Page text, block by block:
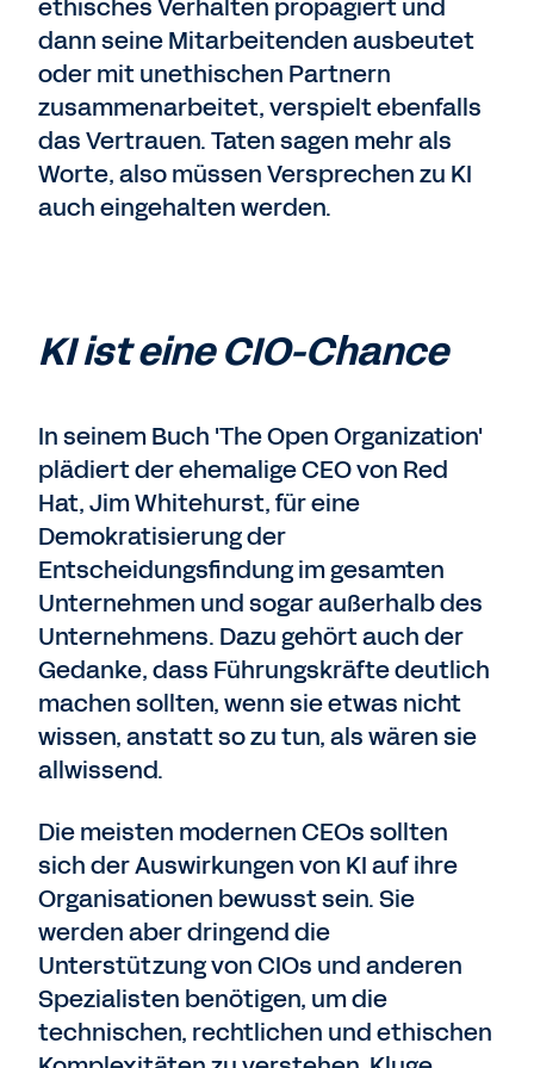
ethisches Verhalten propagiert und
dann seine Mitarbeitenden ausbeutet
oder mit unethischen Partnern
zusammenarbeitet, verspielt ebenfalls
das Vertrauen. Taten sagen mehr als
Worte, also müssen Versprechen zu KI
auch eingehalten werden.
KI ist eine CIO-Chance
In seinem Buch 'The Open Organization'
plädiert der ehemalige CEO von Red
Hat, Jim Whitehurst, für eine
Demokratisierung der
Entscheidungsfindung im gesamten
Unternehmen und sogar außerhalb des
Unternehmens. Dazu gehört auch der
Gedanke, dass Führungskräfte deutlich
machen sollten, wenn sie etwas nicht
wissen, anstatt so zu tun, als wären sie
allwissend.
Die meisten modernen CEOs sollten
sich der Auswirkungen von KI auf ihre
Organisationen bewusst sein. Sie
werden aber dringend die
Unterstützung von CIOs und anderen
Spezialisten benötigen, um die
technischen, rechtlichen und ethischen